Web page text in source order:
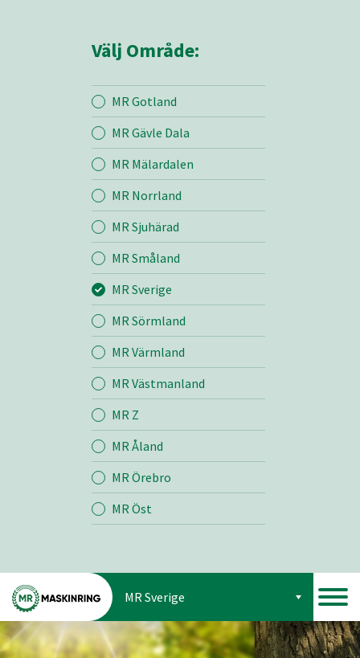
Mina sidor
MR Sverige
Entreprenad
Bemanning
Välj Område:
MR Gotland
MR Gävle Dala
MR Mälardalen
MR Norrland
MR Sjuhärad
MR Småland
MR Sverige
MR Sörmland
MR Värmland
MR Västmanland
MR Z
MR Åland
MR Örebro
MR Öst
MR Sverige